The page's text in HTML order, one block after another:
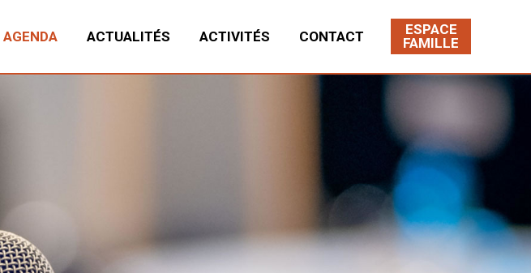
AGENDA ACTUALITÉS ACTIVITÉS CONTACT
ESPACE
FAMILLE